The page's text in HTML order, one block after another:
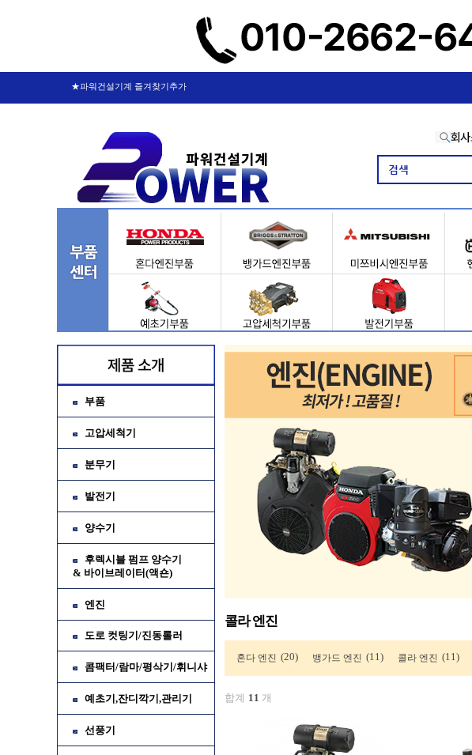
★파워건설기계 즐겨찾기추가
부품
고압세척기
분무기
발전기
양수기
후렉시블 펌프 양수기
& 바이브레이터(액숀)
엔진
도로 컷팅기/진동롤러
콤팩터/람마/평삭기/휘니샤
예초기,잔디깍기,관리기
선풍기
콜라 엔진
혼다 엔진 (20) 뱅가드 엔진 (11) 콜라 엔진 (11)
합계 11 개